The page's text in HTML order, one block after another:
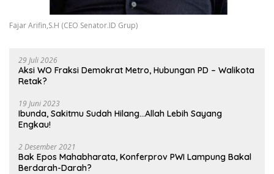
Fajar Arifin,S.H (CEO Senator.ID Grup)
29 Juli 2026
Aksi WO Fraksi Demokrat Metro, Hubungan PD – Walikota
Retak?
19 Juni 2023
Ibunda, Sakitmu Sudah Hilang…Allah Lebih Sayang
Engkau!
2 Desember 2021
Bak Epos Mahabharata, Konferprov PWI Lampung Bakal
Berdarah-Darah?